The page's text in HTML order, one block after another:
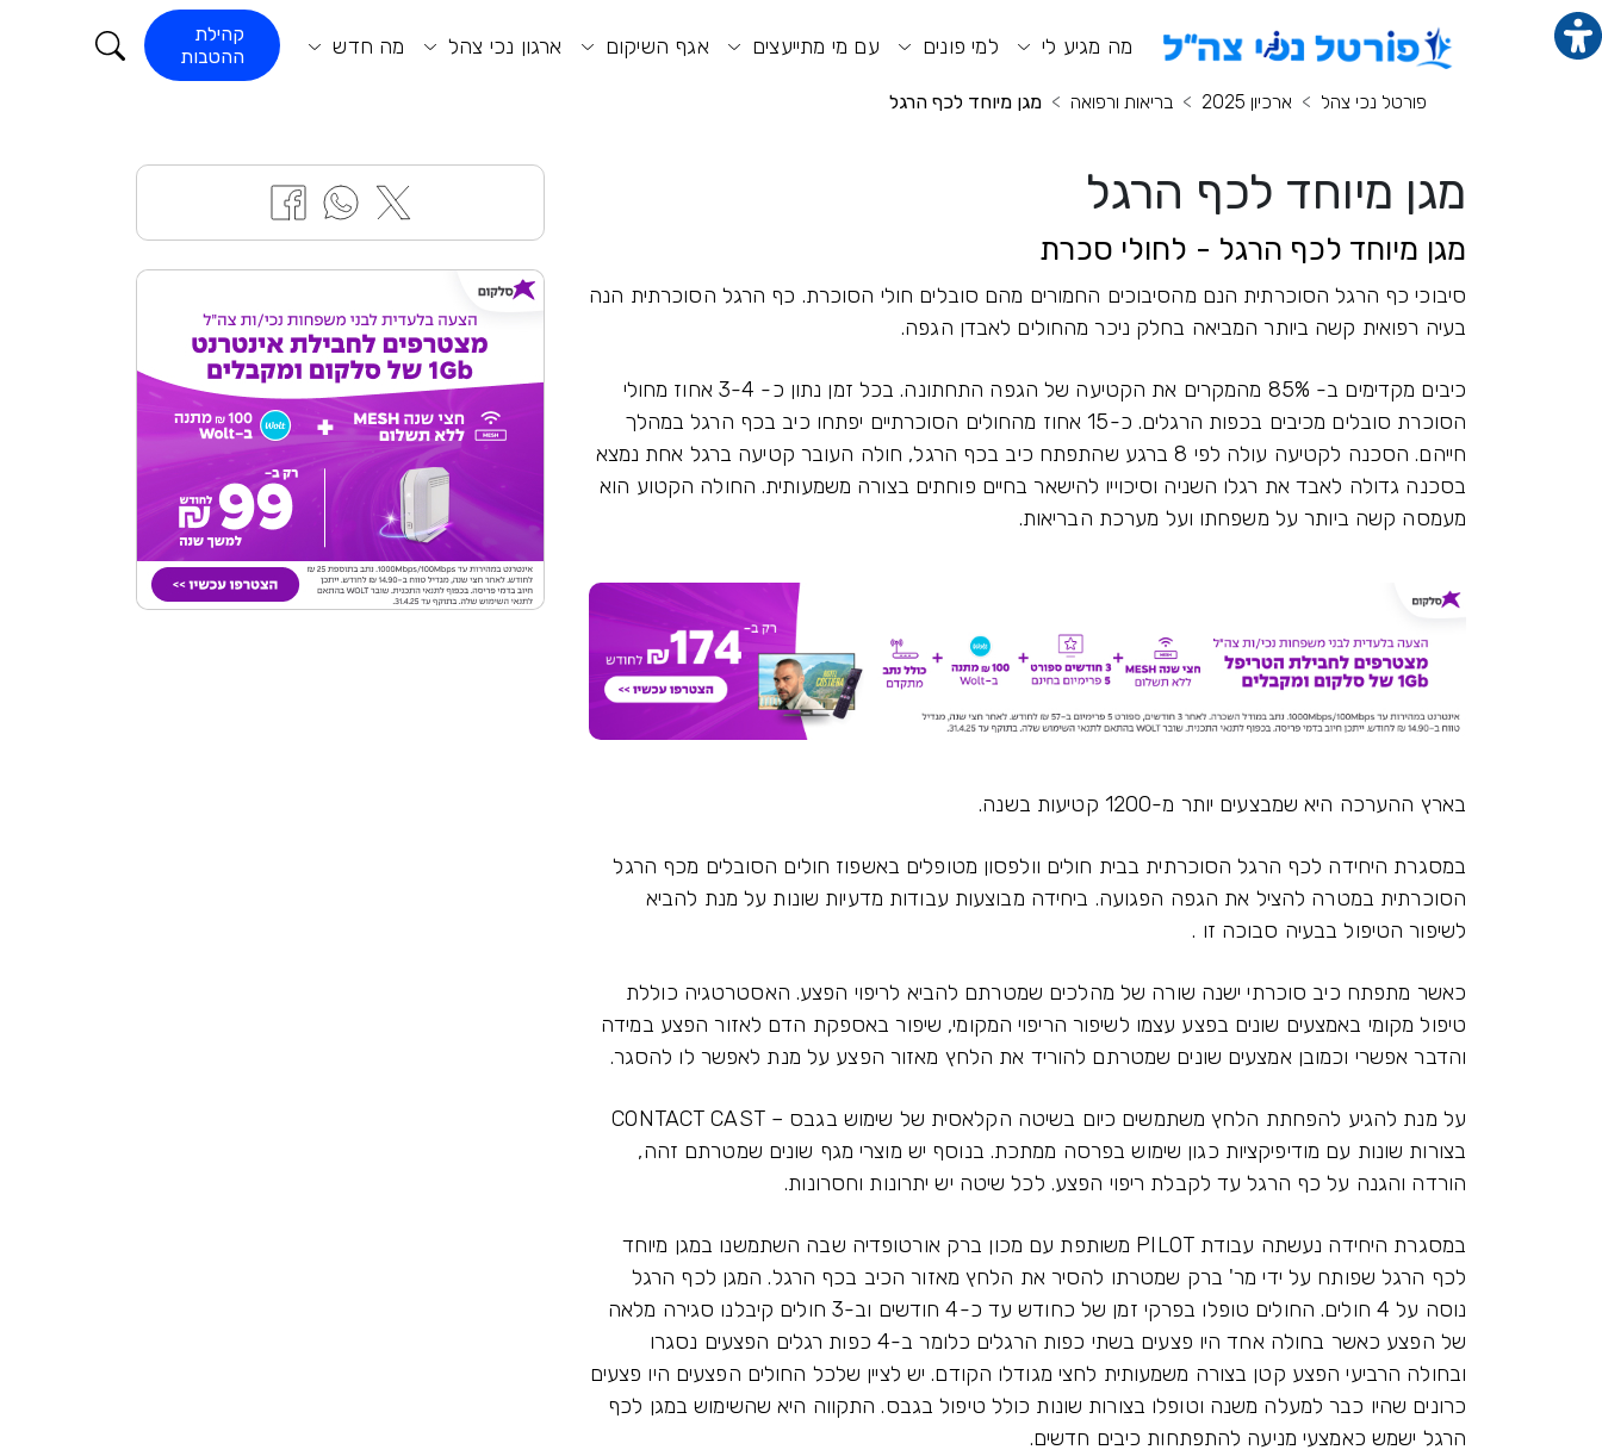
מה מגיע לי למי פונים עם מי מתייעצים אגף השיקום ארגון נכי צהל מה חדש
קהילת
ההטבות
פורטל נכי צהל
ארכיון 2025 בריאות ורפואה מגן מיוחד לכף הרגל
מגן מיוחד לכף הרגל
מגן מיוחד לכף הרגל - לחולי סכרת
סיבוכי כף הרגל הסוכרתית הנם מהסיבוכים החמורים מהם סובלים חולי הסוכרת. כף הרגל הסוכרתית הנה
בעיה רפואית קשה ביותר המביאה בחלק ניכר מהחולים לאבדן הגפה.
כיבים מקדימים ב- 85% מהמקרים את הקטיעה של הגפה התחתונה. בכל זמן נתון כ- 3-4 אחוז מחולי
הסוכרת סובלים מכיבים בכפות הרגלים. כ-15 אחוז מהחולים הסוכרתיים יפתחו כיב בכף הרגל במהלך
חייהם. הסכנה לקטיעה עולה לפי 8 ברגע שהתפתח כיב בכף הרגל, חולה העובר קטיעה ברגל אחת נמצא
בסכנה גדולה לאבד את רגלו השניה וסיכוייו להישאר בחיים פוחתים בצורה משמעותית. החולה הקטוע הוא
מעמסה קשה ביותר על משפחתו ועל מערכת הבריאות.
בארץ ההערכה היא שמבצעים יותר מ-1200 קטיעות בשנה.
במסגרת היחידה לכף הרגל הסוכרתית בבית חולים וולפסון מטופלים באשפוז חולים הסובלים מכף הרגל
הסוכרתית במטרה להציל את הגפה הפגועה. ביחידה מבוצעות עבודות מדעיות שונות על מנת להביא
לשיפור הטיפול בבעיה סבוכה זו .
כאשר מתפתח כיב סוכרתי ישנה שורה של מהלכים שמטרתם להביא לריפוי הפצע. האסטרטגיה כוללת
טיפול מקומי באמצעים שונים בפצע עצמו לשיפור הריפוי המקומי, שיפור באספקת הדם לאזור הפצע במידה
והדבר אפשרי וכמובן אמצעים שונים שמטרתם להוריד את הלחץ מאזור הפצע על מנת לאפשר לו להסגר.
על מנת להגיע להפחתת הלחץ משתמשים כיום בשיטה הקלאסית של שימוש בגבס – CONTACT CAST
בצורות שונות עם מודיפיקציות כגון שימוש בפרסה ממתכת. בנוסף יש מוצרי מגף שונים שמטרתם זהה,
הורדה והגנה על כף הרגל עד לקבלת ריפוי הפצע. לכל שיטה יש יתרונות וחסרונות.
במסגרת היחידה נעשתה עבודת PILOT משותפת עם מכון ברק אורטופדיה שבה השתמשנו במגן מיוחד
לכף הרגל שפותח על ידי מר' ברק שמטרתו להסיר את הלחץ מאזור הכיב בכף הרגל. המגן לכף הרגל
נוסה על 4 חולים. החולים טופלו בפרקי זמן של כחודש עד כ-4 חודשים וב-3 חולים קיבלנו סגירה מלאה
של הפצע כאשר בחולה אחד היו פצעים בשתי כפות הרגלים כלומר ב-4 כפות רגלים הפצעים נסגרו
ובחולה הרביעי הפצע קטן בצורה משמעותית לחצי מגודלו הקודם. יש לציין שלכל החולים הפצעים היו פצעים
כרונים שהיו כבר למעלה משנה וטופלו בצורות שונות כולל טיפול בגבס. התקווה היא שהשימוש במגן לכף
הרגל ישמש כאמצעי מניעה להתפתחות כיבים חדשים.
תוכן מרכזי מנוע חיפוש תפריט ראשי תפריט נגישות קורא התוכן